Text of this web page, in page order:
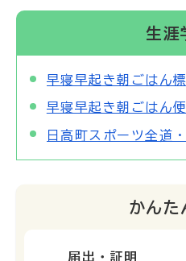
生涯
早寝早起き朝ごはん
かんた
届出・証明